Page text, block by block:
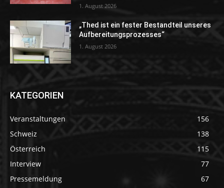
1. August 2026
„Thed ist ein fester Bestandteil unseres
Aufbereitungsprozesses“
1. August 2026
KATEGORIEN
Veranstaltungen
156
Schweiz
138
Österreich
115
Interview
77
Pressemeldung
67